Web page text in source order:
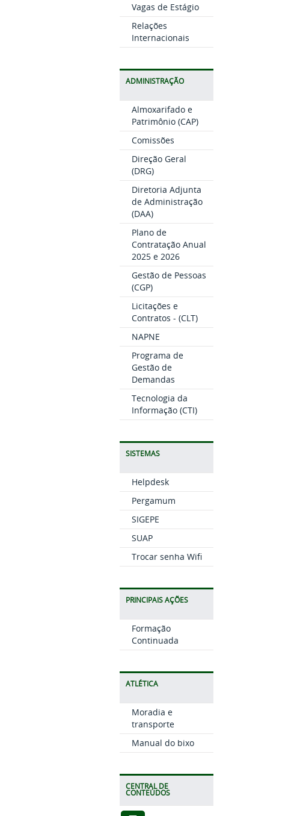
Vagas de Estágio
Relações
Internacionais
ADMINISTRAÇÃO
Almoxarifado e
Patrimônio (CAP)
Comissões
Direção Geral
(DRG)
Diretoria Adjunta
de Administração
(DAA)
Plano de
Contratação Anual
2025 e 2026
Gestão de Pessoas
(CGP)
Licitações e
Contratos - (CLT)
NAPNE
Programa de
Gestão de
Demandas
Tecnologia da
Informação (CTI)
SISTEMAS
Helpdesk
Pergamum
SIGEPE
SUAP
Trocar senha Wifi
PRINCIPAIS AÇÕES
Formação
Continuada
ATLÉTICA
Moradia e
transporte
Manual do bixo
CENTRAL DE
CONTEÚDOS